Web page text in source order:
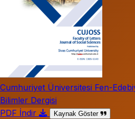
Cumhuriyet Üniversitesi Fen-
Bilimler Dergisi
PDF İndir
Kaynak Göster